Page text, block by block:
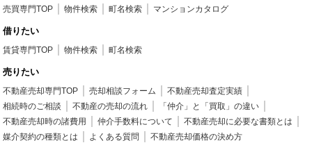
売買専門TOP 物件検索 町名検索 マンションカタログ
借りたい
賃貸専門TOP 物件検索 町名検索
売りたい
不動産売却専門TOP 売却相談フォーム
不動産売却査定実績
相続時のご相談
不動産の売却の流れ
「仲介」と「買取」の違い
不動産売却時の諸費用
仲介手数料について
不動産売却に必要な書類とは
媒介契約の種類とは
よくある質問 不動産売却価格の決め方